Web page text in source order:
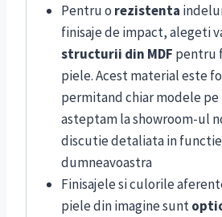
Pentru o rezistenta
finisaje de impact, alegeti
structurii din MDF pentru
piele.Acest material este
permitand chiar modele pe
asteptam la showroom-ul
discutie detaliata in
dumneavoastra
Finisajele si culorile
piele din imagine sunt